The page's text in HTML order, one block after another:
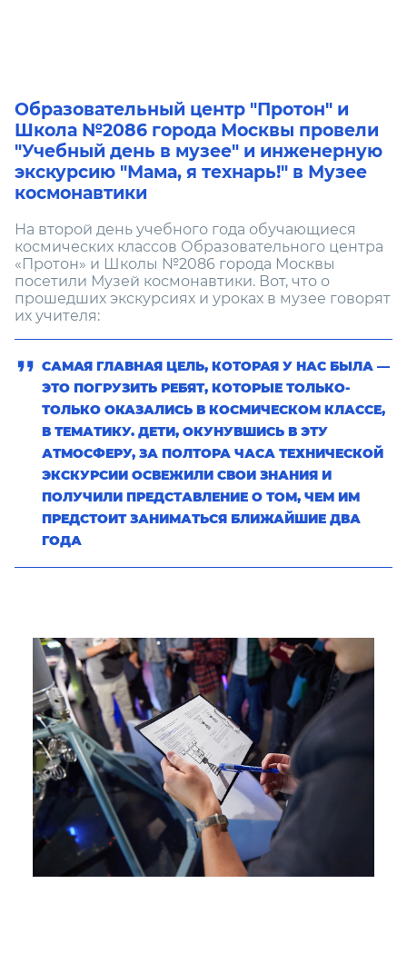
Образовательный центр "Протон" и
Школа №2086 города Москвы провели
"Учебный день в музее" и инженерную
экскурсию "Мама, я технарь!" в Музее
космонавтики
На второй день учебного года обучающиеся
космических классов Образовательного центра
«Протон» и Школы №2086 города Москвы
посетили Музей космонавтики. Вот, что о
прошедших экскурсиях и уроках в музее говорят
их учителя:
САМАЯ ГЛАВНАЯ ЦЕЛЬ, КОТОРАЯ У НАС БЫЛА —
ЭТО ПОГРУЗИТЬ РЕБЯТ, КОТОРЫЕ ТОЛЬКО-
ТОЛЬКО ОКАЗАЛИСЬ В КОСМИЧЕСКОМ КЛАССЕ,
В ТЕМАТИКУ. ДЕТИ, ОКУНУВШИСЬ В ЭТУ
АТМОСФЕРУ, ЗА ПОЛТОРА ЧАСА ТЕХНИЧЕСКОЙ
ЭКСКУРСИИ ОСВЕЖИЛИ СВОИ ЗНАНИЯ И
ПОЛУЧИЛИ ПРЕДСТАВЛЕНИЕ О ТОМ, ЧЕМ ИМ
ПРЕДСТОИТ ЗАНИМАТЬСЯ БЛИЖАЙШИЕ ДВА
ГОДА